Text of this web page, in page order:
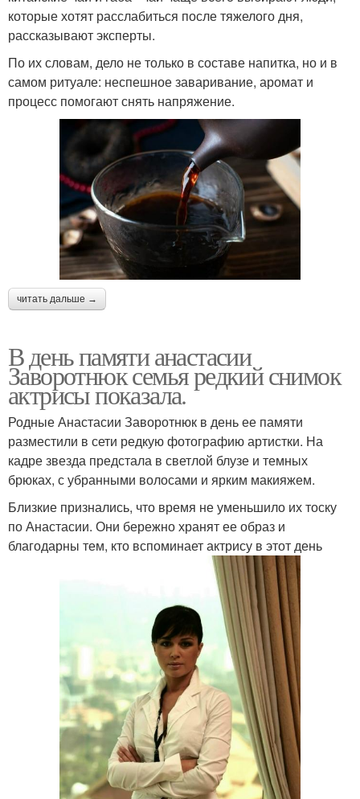
которые хотят расслабиться после тяжелого дня,
рассказывают эксперты.
По их словам, дело не только в составе напитка, но и в
самом ритуале: неспешное заваривание, аромат и
процесс помогают снять напряжение.
читать дальше →
В день памяти анастасии
Заворотнюк семья редкий снимок
актрисы показала.
Родные Анастасии Заворотнюк в день ее памяти
разместили в сети редкую фотографию артистки. На
кадре звезда предстала в светлой блузе и темных
брюках, с убранными волосами и ярким макияжем.
Близкие признались, что время не уменьшило их тоску
по Анастасии. Они бережно хранят ее образ и
благодарны тем, кто вспоминает актрису в этот день